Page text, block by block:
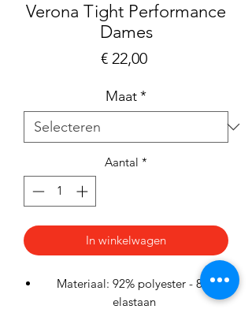
Verona Tight Performance
Dames
€ 22,00Prijs
Maat*
Aantal *
In winkelwagen
Materiaal: 92% polyester - 8%
elastaan